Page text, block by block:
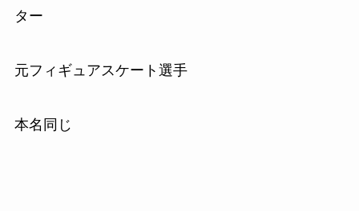
ター
元フィギュアスケート選手
本名同じ